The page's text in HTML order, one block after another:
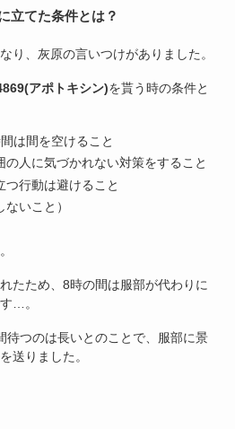
立てた条件とは？
り、灰原の言いつけがありました。
アポトキシン)を貰う時の条件と
は間を空けること
の人に気づかれない対策をすること
つ行動は避けること
ないこと）
たため、8時の間は服部が代わりに
…。
待つのは長いとのことで、服部に景
送りました。